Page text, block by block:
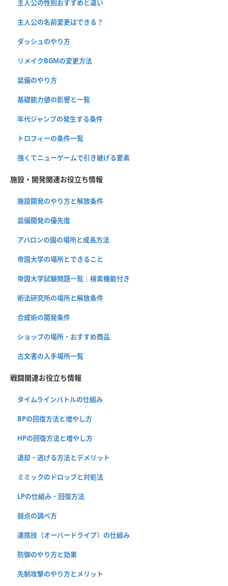
主人公の性別おすすめと違い
主人公の名前変更はできる？
ダッシュのやり方
リメイクBGMの変更方法
装備のやり方
基礎能力値の影響と一覧
年代ジャンプの発生する条件
トロフィーの条件一覧
強くてニューゲームで引き継げる要素
施設・開発関連お役立ち情報
施設開発のやり方と解放条件
装備開発の優先度
アバロンの園の場所と成長方法
帝国大学の場所とできること
帝国大学試験問題一覧｜検索機能付き
術法研究所の場所と解放条件
合成術の開発条件
ショップの場所・おすすめ商品
古文書の入手場所一覧
戦闘関連お役立ち情報
タイムラインバトルの仕組み
BPの回復方法と増やし方
HPの回復方法と増やし方
退却・逃げる方法とデメリット
ミミックのドロップと対処法
LPの仕組み・回復方法
弱点の調べ方
連携技（オーバードライブ）の仕組み
防御のやり方と効果
先制攻撃のやり方とメリット